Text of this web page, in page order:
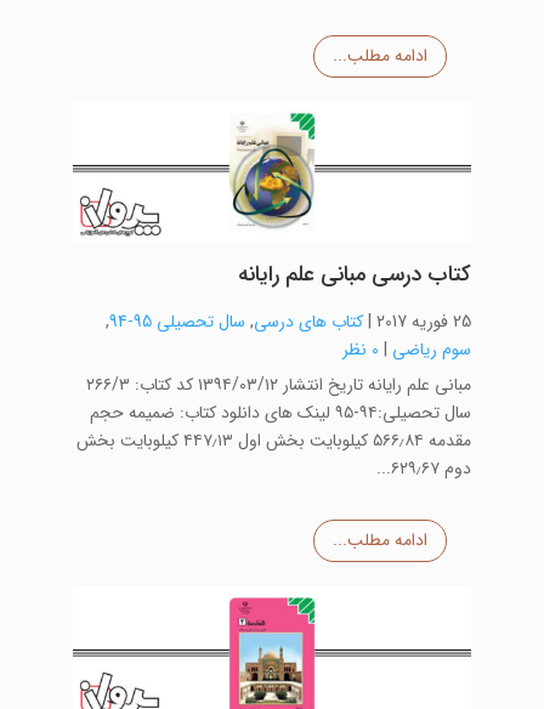
ادامه مطلب...
کتاب درسی مبانی علم رایانه
25 فوریه 2017 |کتاب های درسی, سال تحصیلی 95-94
,
سوم ریاضی | 0 نظر
مبانی علم رایانه تاریخ انتشار ۱۳۹۴/۰۳/۱۲ کد کتاب: ۲۶۶/۳
سال تحصیلی:۹۴-۹۵ لینک های دانلود کتاب: ضمیمه حجم
مقدمه ۵۶۶٫۸۴ کیلوبایت بخش اول ۴۴۷٫۱۳ کیلوبایت بخش
دوم ۶۲۹٫۶۷...
ادامه مطلب...